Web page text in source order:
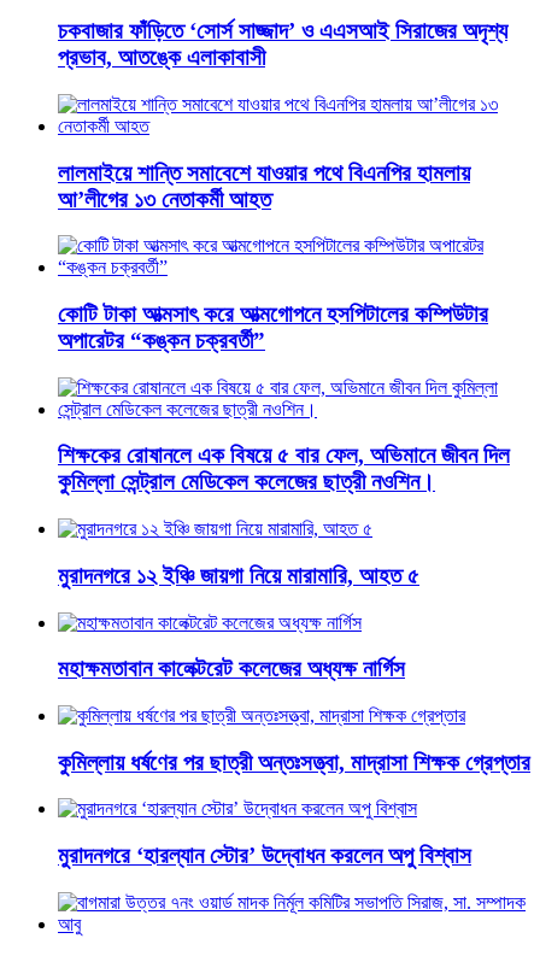
চকবাজার ফাঁড়িতে ‘সোর্স সাজ্জাদ’ ও এএসআই সিরাজের অদৃশ্য
প্রভাব, আতঙ্কে এলাকাবাসী
লালমাইয়ে শান্তি সমাবেশে যাওয়ার পথে বিএনপির হামলায়
আ’লীগের ১৩ নেতাকর্মী আহত
কোটি টাকা আত্মসাৎ করে আত্মগোপনে হসপিটালের কম্পিউটার
অপারেটর “কঙ্কন চক্রবর্তী”
শিক্ষকের রোষানলে এক বিষয়ে ৫ বার ফেল, অভিমানে জীবন দিল
কুমিল্লা সেন্ট্রাল মেডিকেল কলেজের ছাত্রী নওশিন।
মুরাদনগরে ১২ ইঞ্চি জায়গা নিয়ে মারামারি, আহত ৫
মহাক্ষমতাবান কালেক্টরেট কলেজের অধ্যক্ষ নার্গিস
কুমিল্লায় ধর্ষণের পর ছাত্রী অন্তঃসত্ত্বা, মাদ্রাসা শিক্ষক গ্রেপ্তার
মুরাদনগরে ‘হারল্যান স্টোর’ উদ্বোধন করলেন অপু বিশ্বাস